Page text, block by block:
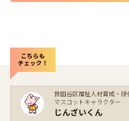
こちらも
チェック！
世田谷区福祉人材育成・研
マスコットキャラクター
じんざいくん